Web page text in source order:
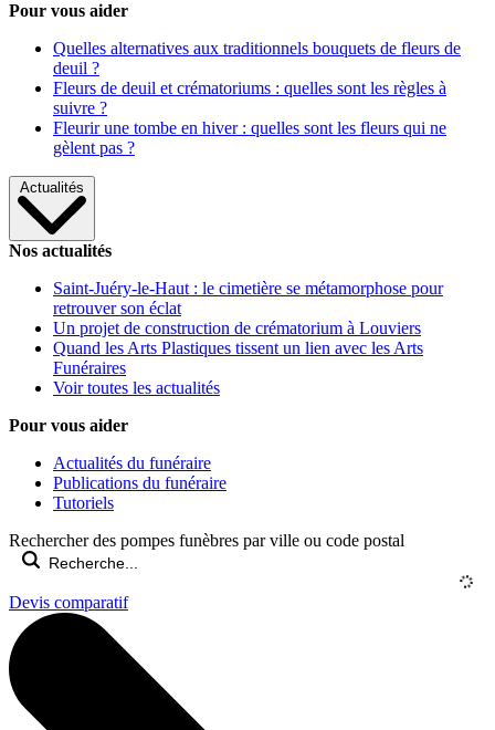
Pour vous aider
Quelles alternatives aux traditionnels bouquets de fleurs de
deuil ?
Fleurs de deuil et crématoriums : quelles sont les règles à
suivre ?
Fleurir une tombe en hiver : quelles sont les fleurs qui ne
gèlent pas ?
Actualités
Nos actualités
Saint-Juéry-le-Haut : le cimetière se métamorphose pour
retrouver son éclat
Un projet de construction de crématorium à Louviers
Quand les Arts Plastiques tissent un lien avec les Arts
Funéraires
Voir toutes les actualités
Pour vous aider
Actualités du funéraire
Publications du funéraire
Tutoriels
Rechercher des pompes funèbres par ville ou code postal
Devis comparatif